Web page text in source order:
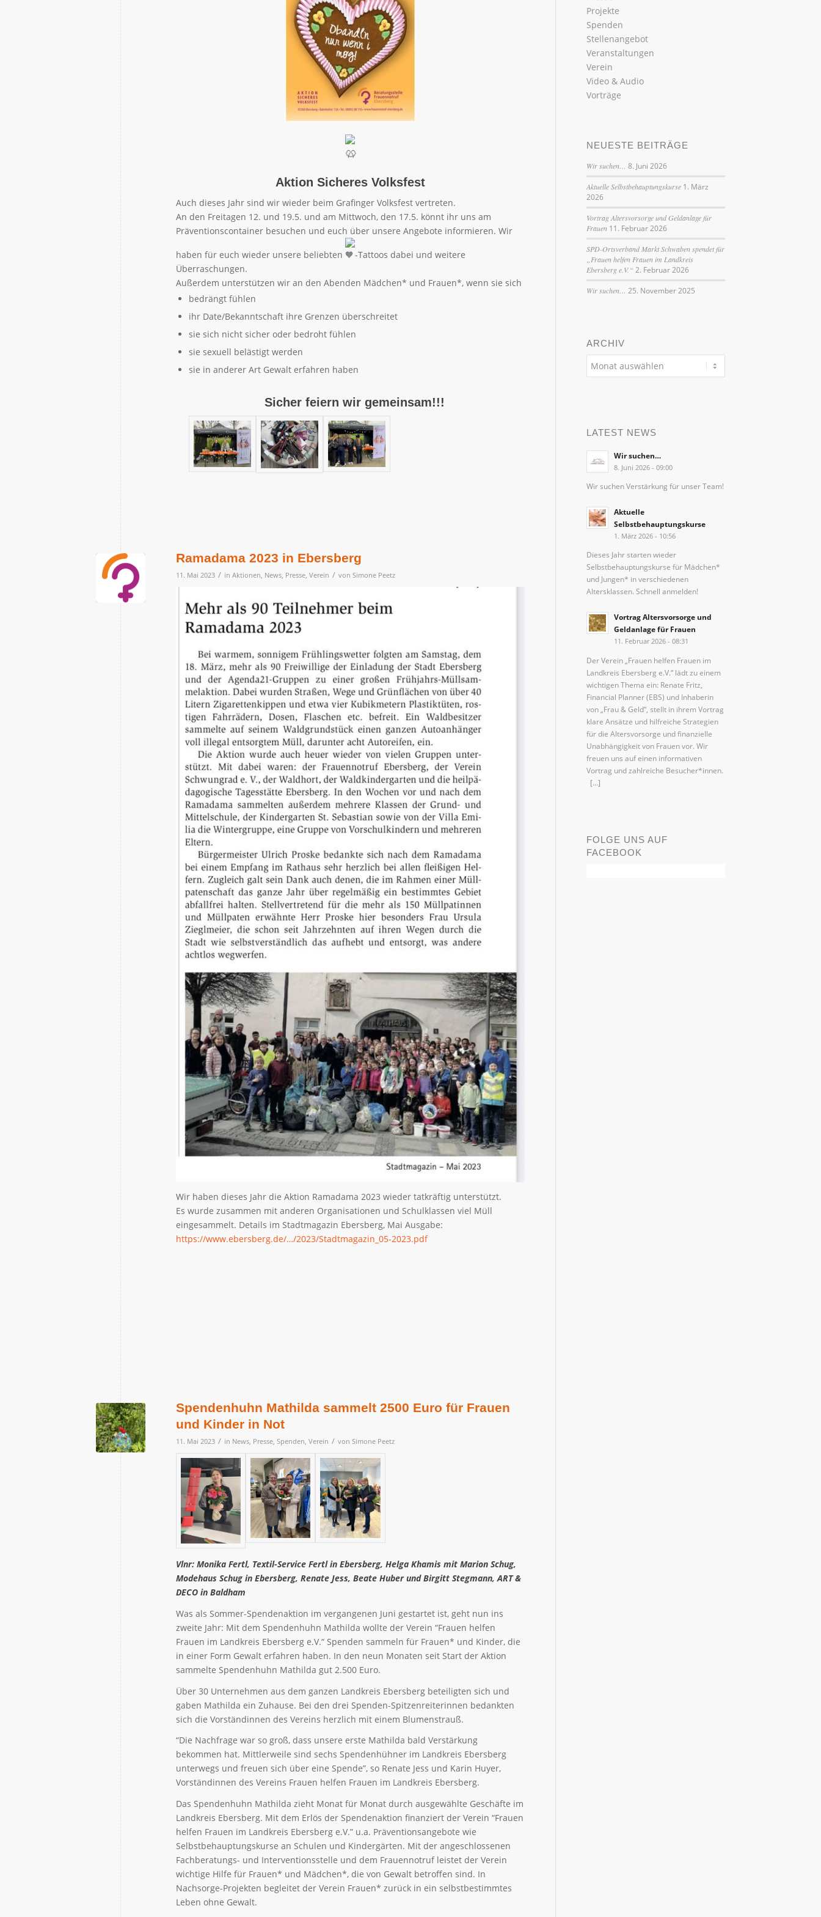
Aktion Sicheres Volksfest
Auch dieses Jahr sind wir wieder beim Grafinger Volksfest vertreten.
An den Freitagen 12. und 19.5. und am Mittwoch, den 17.5. könnt ihr uns am
Präventionscontainer besuchen und euch über unsere Angebote informieren. Wir
haben für euch wieder unsere beliebten
-Tattoos dabei und weitere
Überraschungen.
Außerdem unterstützen wir an den Abenden Mädchen* und Frauen*, wenn sie sich
bedrängt fühlen
ihr Date/Bekanntschaft ihre Grenzen überschreitet
sie sich nicht sicher oder bedroht fühlen
sie sexuell belästigt werden
sie in anderer Art Gewalt erfahren haben
Sicher feiern wir gemeinsam!!!
Ramadama 2023 in Ebersberg
11. Mai 2023 / in Aktionen, News, Presse, Verein / von Simone Peetz
Wir haben dieses Jahr die Aktion Ramadama 2023 wieder tatkräftig unterstützt.
Es wurde zusammen mit anderen Organisationen und Schulklassen viel Müll
eingesammelt. Details im Stadtmagazin Ebersberg, Mai Ausgabe:
https://www.ebersberg.de/…/2023/Stadtmagazin_05-2023.pdf
Spendenhuhn Mathilda sammelt 2500 Euro für Frauen
und Kinder in Not
11. Mai 2023 / in News, Presse, Spenden, Verein / von Simone Peetz
Vlnr: Monika Fertl, Textil-Service Fertl in Ebersberg, Helga Khamis mit Marion Schug,
Modehaus Schug in Ebersberg, Renate Jess, Beate Huber und Birgitt Stegmann, ART &
DECO in Baldham
Was als Sommer-Spendenaktion im vergangenen Juni gestartet ist, geht nun ins
zweite Jahr: Mit dem Spendenhuhn Mathilda wollte der Verein “Frauen helfen
Frauen im Landkreis Ebersberg e.V.“ Spenden sammeln für Frauen* und Kinder, die
in einer Form Gewalt erfahren haben. In den neun Monaten seit Start der Aktion
sammelte Spendenhuhn Mathilda gut 2.500 Euro.
Über 30 Unternehmen aus dem ganzen Landkreis Ebersberg beteiligten sich und
gaben Mathilda ein Zuhause. Bei den drei Spenden-Spitzenreiterinnen bedankten
sich die Vorständinnen des Vereins herzlich mit einem Blumenstrauß.
“Die Nachfrage war so groß, dass unsere erste Mathilda bald Verstärkung
bekommen hat. Mittlerweile sind sechs Spendenhühner im Landkreis Ebersberg
unterwegs und freuen sich über eine Spende”, so Renate Jess und Karin Huyer,
Vorständinnen des Vereins Frauen helfen Frauen im Landkreis Ebersberg.
Das Spendenhuhn Mathilda zieht Monat für Monat durch ausgewählte Geschäfte im
Landkreis Ebersberg. Mit dem Erlös der Spendenaktion finanziert der Verein “Frauen
helfen Frauen im Landkreis Ebersberg e.V.” u.a. Präventionsangebote wie
Selbstbehauptungskurse an Schulen und Kindergärten. Mit der angeschlossenen
Fachberatungs- und Interventionsstelle und dem Frauennotruf leistet der Verein
wichtige Hilfe für Frauen* und Mädchen*, die von Gewalt betroffen sind. In
Nachsorge-Projekten begleitet der Verein Frauen* zurück in ein selbstbestimmtes
Leben ohne Gewalt.
Projekte
Spenden
Stellenangebot
Veranstaltungen
Verein
Video & Audio
Vorträge
NEUESTE BEITRÄGE
Wir suchen… 8. Juni 2026
Aktuelle Selbstbehauptungskurse 1. März
2026
Vortrag Altersvorsorge und Geldanlage für
Frauen 11. Februar 2026
SPD-Ortsverband Markt Schwaben spendet für
„Frauen helfen Frauen im Landkreis
Ebersberg e.V.“ 2. Februar 2026
Wir suchen… 25. November 2025
ARCHIV
LATEST NEWS
Wir suchen…
8. Juni 2026 - 09:00
Wir suchen Verstärkung für unser Team!
Aktuelle
Selbstbehauptungskurse
1. März 2026 - 10:56
Dieses Jahr starten wieder
Selbstbehauptungskurse für Mädchen*
und Jungen* in verschiedenen
Altersklassen. Schnell anmelden!
Vortrag Altersvorsorge und
Geldanlage für Frauen
11. Februar 2026 - 08:31
Der Verein „Frauen helfen Frauen im
Landkreis Ebersberg e.V.“ lädt zu einem
wichtigen Thema ein: Renate Fritz,
Financial Planner (EBS) und Inhaberin
von „Frau & Geld“, stellt in ihrem Vortrag
klare Ansätze und hilfreiche Strategien
für die Altersvorsorge und finanzielle
Unabhängigkeit von Frauen vor. Wir
freuen uns auf einen informativen
Vortrag und zahlreiche Besucher*innen.
[…]
FOLGE UNS AUF
FACEBOOK